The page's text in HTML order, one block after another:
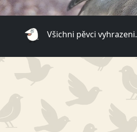
Všichni pěvci vyhrazeni.